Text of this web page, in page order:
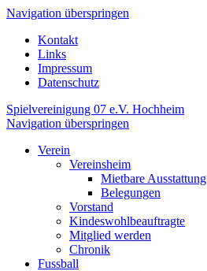
Navigation überspringen
Kontakt
Links
Impressum
Datenschutz
Spielvereinigung 07 e.V. Hochheim
Navigation überspringen
Verein
Vereinsheim
Mietbare Ausstattung
Belegungen
Vorstand
Kindeswohlbeauftragte
Mitglied werden
Chronik
Fussball